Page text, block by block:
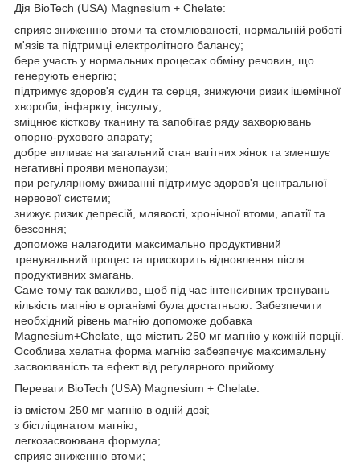
Дія BioTech (USA) Magnesium + Chelate:
сприяє зниженню втоми та стомлюваності, нормальній роботі
м'язів та підтримці електролітного балансу;
бере участь у нормальних процесах обміну речовин, що
генерують енергію;
підтримує здоров'я судин та серця, знижуючи ризик ішемічної
хвороби, інфаркту, інсульту;
зміцнює кісткову тканину та запобігає ряду захворювань
опорно-рухового апарату;
добре впливає на загальний стан вагітних жінок та зменшує
негативні прояви менопаузи;
при регулярному вживанні підтримує здоров'я центральної
нервової системи;
знижує ризик депресій, млявості, хронічної втоми, апатії та
безсоння;
допоможе налагодити максимально продуктивний
тренувальний процес та прискорить відновлення після
продуктивних змагань.
Саме тому так важливо, щоб під час інтенсивних тренувань
кількість магнію в організмі була достатньою. Забезпечити
необхідний рівень магнію допоможе добавка
Magnesium+Chelate, що містить 250 мг магнію у кожній порції.
Особлива хелатна форма магнію забезпечує максимальну
засвоюваність та ефект від регулярного прийому.
Переваги BioTech (USA) Magnesium + Chelate:
із вмістом 250 мг магнію в одній дозі;
з бісгліцинатом магнію;
легкозасвоювана формула;
сприяє зниженню втоми;